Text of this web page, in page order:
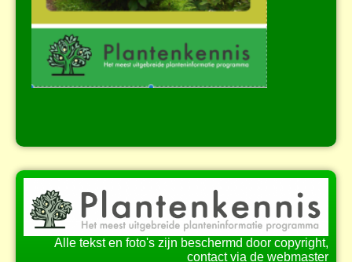
Alle tekst en foto's zijn beschermd door copyright,
contact via de webmaster